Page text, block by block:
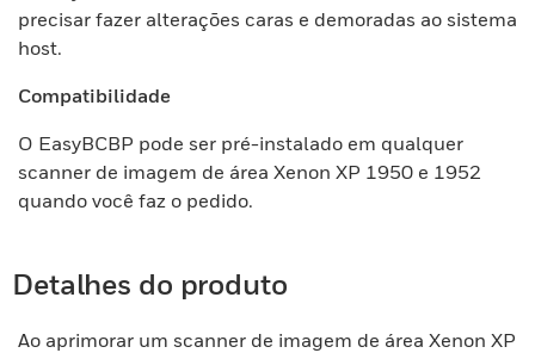
precisar fazer alterações caras e demoradas ao sistema
host.
Compatibilidade
O EasyBCBP pode ser pré-instalado em qualquer
scanner de imagem de área Xenon XP 1950 e 1952
quando você faz o pedido.
Detalhes do produto
Ao aprimorar um scanner de imagem de área Xenon XP